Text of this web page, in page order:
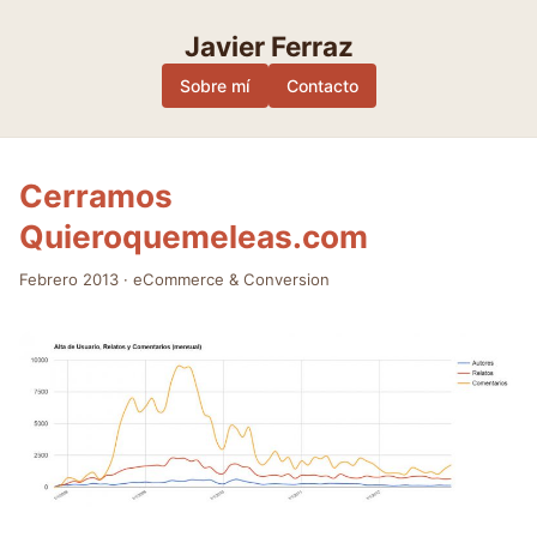
Javier Ferraz
Sobre mí Contacto
Cerramos
Quieroquemeleas.com
Febrero 2013 · eCommerce & Conversion